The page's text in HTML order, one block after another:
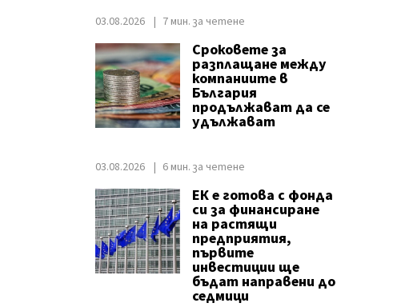
03.08.2026 7 мин. за четене
Сроковете за
разплащане между
компаниите в
България
продължават да се
удължават
03.08.2026 6 мин. за четене
ЕК е готова с фонда
си за финансиране
на растящи
предприятия,
първите
инвестиции ще
бъдат направени до
седмици